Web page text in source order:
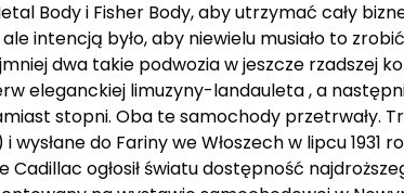
Body i Fisher Body, aby utrzymać cały
intencją było, aby niewielu musiało to
dwa takie podwozia w jeszcze rzadszej
eleganckiej limuzyny-landauleta , a
stopni. Oba te samochody przetrwały.
do Fariny we Włoszech w lipcu 1931
ogłosił światu dostępność